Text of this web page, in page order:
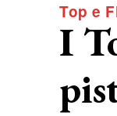
Top e
I